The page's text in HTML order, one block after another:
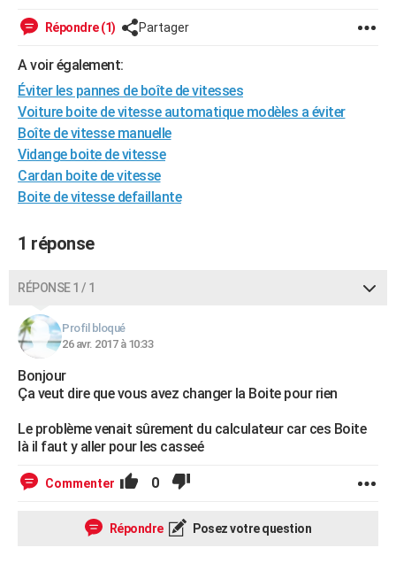
LIFESTYLE
Alimentation
Guide de la santé
Maladies
Médicaments
Sommeil
VOYAGE
Destinations
City break
Voyage nature
Voyage de noces
Forum
Climat
+PHOTO
GUIDES D'ACHAT
BONS PLANS
COPAINS D'AVANT
S'inscrire
Se connecter
Lycées
Collèges
Primaires
Universités
Entreprises
Service militaire
Avis de recherche
AVIS DE DÉCÈS
Bricolage
Lifestyle
Culture
Sport
Auto
Television
Voyage
Cinema
Répondre (1) Partager
A voir également:
Éviter les pannes de boîte de vitesses
Voiture boite de vitesse automatique modèles a éviter
Boîte de vitesse manuelle
Vidange boite de vitesse
Cardan boite de vitesse
Boite de vitesse defaillante
1 réponse
RÉPONSE 1 / 1
Profil bloqué
26 avr. 2017 à 10:33
Bonjour
Ça veut dire que vous avez changer la Boite pour rien
Le problème venait sûrement du calculateur car ces Boite
là il faut y aller pour les casseé
Commenter 0
Répondre Posez votre question